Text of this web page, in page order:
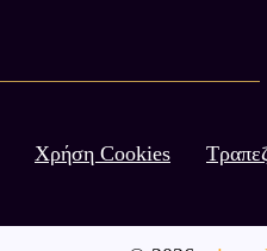
Χρήση Cookies